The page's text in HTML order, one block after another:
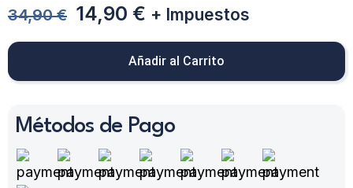
34,90€ El
original
era:
14,90 € El
actual
es:
+ Impuestos
Añadir al Carrito
Métodos de Pago